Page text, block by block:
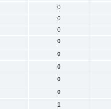
0
0
0
0
0
0
0
0
1